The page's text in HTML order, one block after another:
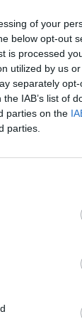
of your
below opt-out
is processed
utilized by us
separately
IAB’s list of
parties on the
parties.
średnio po 29
dla